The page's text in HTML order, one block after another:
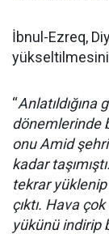
İbnul-Ezreq,
yükseltilmesini
“
dönemlerinde
onu Amid
kadar
tekrar
çıktı. Hava
yükünü indirip